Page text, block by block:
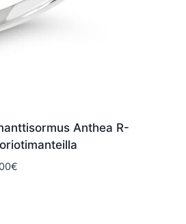
Anthea R-
€Hintaluokka: